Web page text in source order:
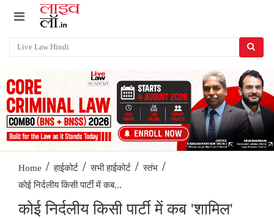
Home / हाईकोर्ट / सभी हाईकोर्ट / स्तंभ /
कोई निर्दलीय किसी पार्टी में कब...
कोई निर्दलीय किसी पार्टी में कब 'शामिल'